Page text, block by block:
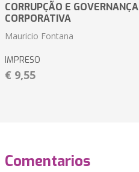
CORRUPÇÃO E GOVERNANÇA
CORPORATIVA
Mauricio Fontana
IMPRESO
€ 9,55
Comentarios